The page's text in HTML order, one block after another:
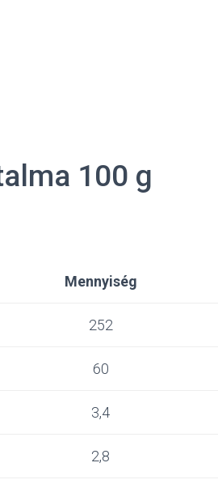
100 g
Mennyiség
252
60
3,4
2,8